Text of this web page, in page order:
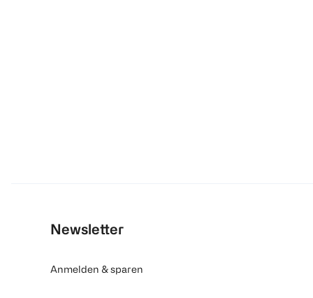
Newsletter
Anmelden & sparen